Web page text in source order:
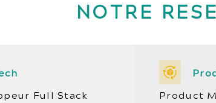
NOTRE
Full Stack
Product